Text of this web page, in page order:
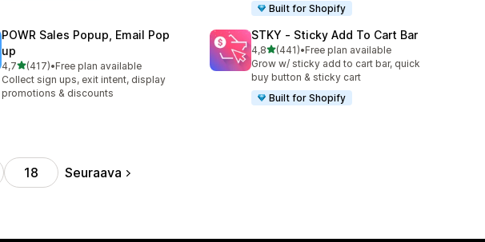
Built for Shopify
POWR Sales Popup, Email Pop
up
4,7/ 5 tähteä
(417)
417 arvostelua yhteensä
•Free plan available
Collect sign ups, exit intent, display
promotions & discounts
STKY ‑ Sticky Add To Cart Bar
4,8/ 5 tähteä
(441)
441 arvostelua yhteensä
•Free plan available
Grow w/ sticky add to cart bar, quick
buy button & sticky cart
Built for Shopify
18 Seuraava